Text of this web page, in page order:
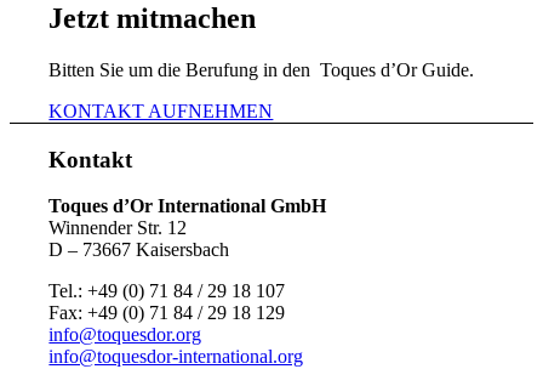
Jetzt mitmachen
Bitten Sie um die Berufung in den Toques d’Or Guide.
KONTAKT AUFNEHMEN
Kontakt
Toques d’Or International GmbH
Winnender Str. 12
D – 73667 Kaisersbach
Tel.: +49 (0) 71 84 / 29 18 107
Fax: +49 (0) 71 84 / 29 18 129
info@toquesdor.org
info@toquesdor-international.org